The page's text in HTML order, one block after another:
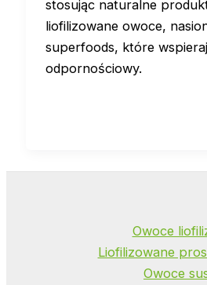
stosując naturalne
liofilizowane owoce,
superfoods, które
odpornościowy.
Owoce
Liofilizowane
Owoce